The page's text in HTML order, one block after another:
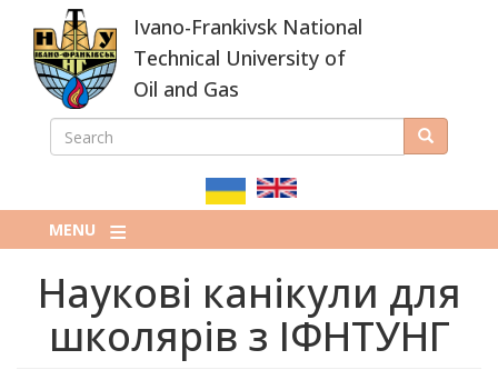
main
content
Ivano-Frankivsk National
Technical University of
Oil and Gas
ПОШУКОВА
SEARCH Search
MENU
Наукові канікули для
школярів з ІФНТУНГ